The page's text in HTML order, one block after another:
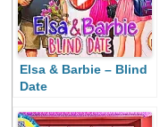
Elsa & Barbie – Blind
Date